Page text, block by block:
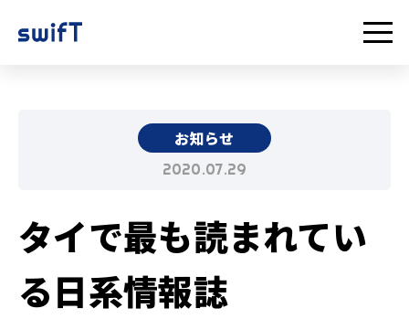
お知らせ
2020.07.29
タイで最も読まれてい
る日系情報誌